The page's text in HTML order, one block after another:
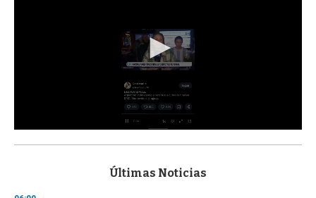
s
Últimas Noticias